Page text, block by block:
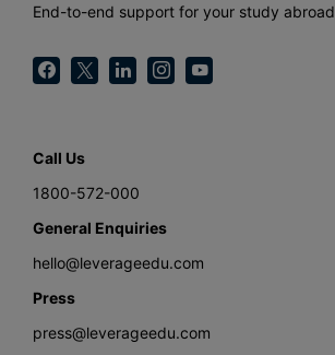
End-to-end support for your study
Call Us
1800-572-000
General Enquiries
hello@leverageedu.com
Press
press@leverageedu.com